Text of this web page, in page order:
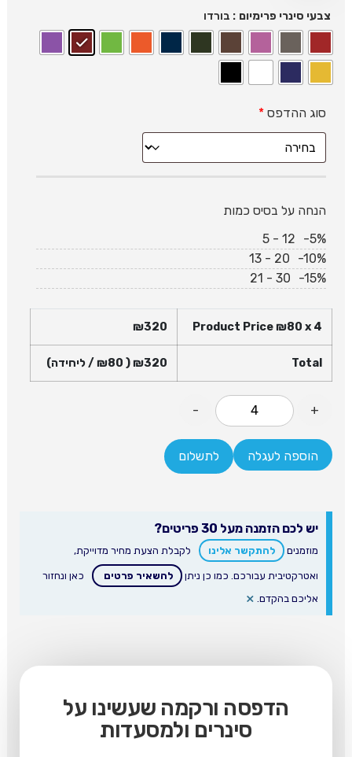
צבעי סינרי פרימיום : בורדו
סוג ההדפס *
הנחה על בסיס כמות
5 - 12
-5%
13 - 20
-10%
21 - 30
-15%
Product Price ₪80 x 4
₪320
Total
₪320
( ₪
80 / ליחידה)
- +
הוספה לעגלה לתשלום
יש לכם הזמנה מעל 30 פריטים?
מוזמנים להתקשר אלינו לקבלת הצעת מחיר מדוייקת,
ואטרקטיבית עבורכם. כמו כן ניתן להשאיר פרטים
כאן ונחזור
אליכם בהקדם. ×
הדפסה ורקמה שעשינו על
סינרים ולמסעדות